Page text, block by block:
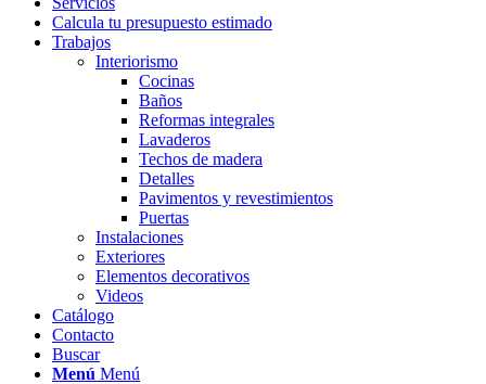
Calcula tu presupuesto estimado
Trabajos
Interiorismo
Cocinas
Baños
Reformas integrales
Lavaderos
Techos de madera
Detalles
Pavimentos y revestimientos
Puertas
Instalaciones
Exteriores
Elementos decorativos
Videos
Catálogo
Contacto
Buscar
Menú Menú